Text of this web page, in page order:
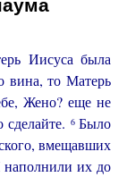
Иисуса была
вина, то Матерь
Жено? еще не
сделайте.6Было
вмещавших
их до